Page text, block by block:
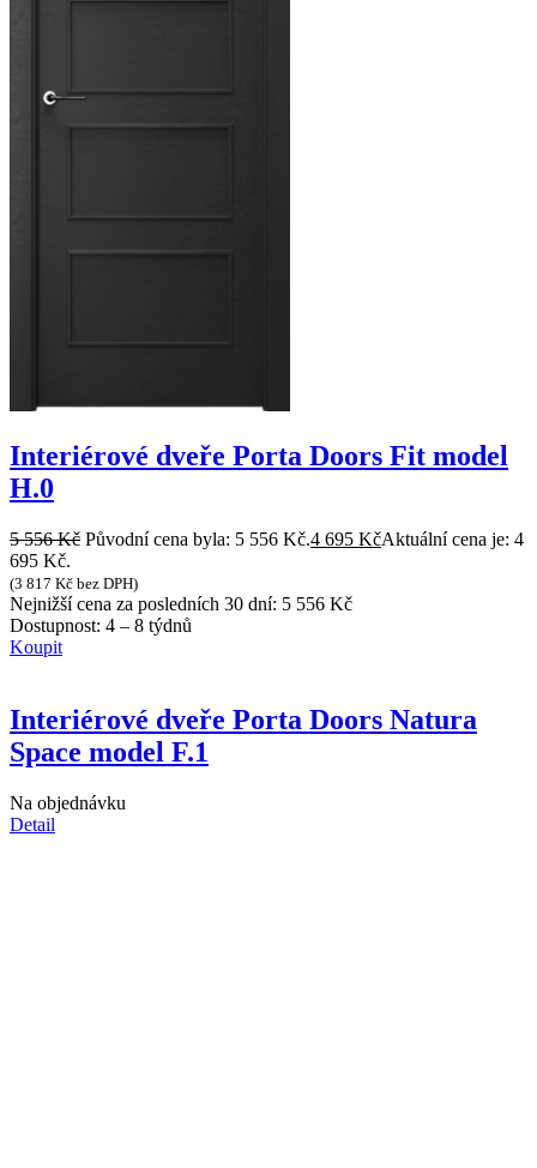
Interiérové dveře Porta Doors Fit model
H.0
5 556Kč Původní cena byla: 5 556 Kč.4 695 KčAktuální cena je: 4
695 Kč.
(3 817 Kč bez DPH)
Nejnižší cena za posledních 30 dní: 5 556 Kč
Dostupnost: 4 – 8 týdnů
Koupit
Interiérové dveře Porta Doors Natura
Space model F.1
Na objednávku
Detail